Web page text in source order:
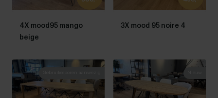
4X mood95 mango
beige
3X mood 95 noire 4